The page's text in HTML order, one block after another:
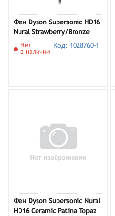
Фен Dyson Supersonic HD16
Nural Strawberry/Bronze
(561143-01)
Нет
в наличии
Код: 1028760-1
Фен Dyson Supersonic Nural
HD16 Ceramic Patina Topaz